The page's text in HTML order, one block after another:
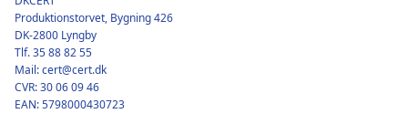
Produktionstorvet, Bygning 426
DK-2800 Lyngby
Tlf. 35 88 82 55
Mail: cert@cert.dk
CVR: 30 06 09 46
EAN: 5798000430723